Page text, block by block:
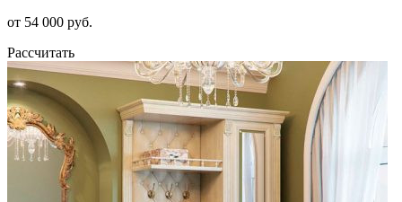
от 54 000 руб.
Рассчитать